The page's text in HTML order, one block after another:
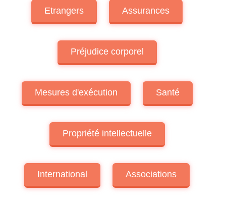
Etrangers Assurances
Préjudice corporel
Mesures d'exécution Santé
Propriété intellectuelle
International Associations